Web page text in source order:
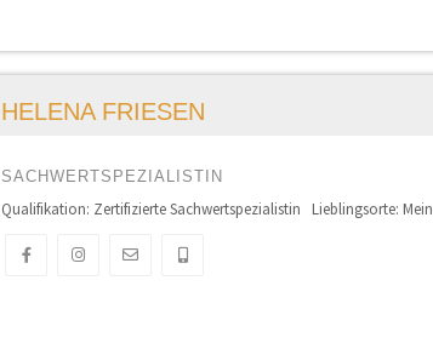
HELENA FRIESEN
SACHWERTSPEZIALISTIN
Qualifikation: Zertifizierte Sachwertspezialistin Lieblingsorte: